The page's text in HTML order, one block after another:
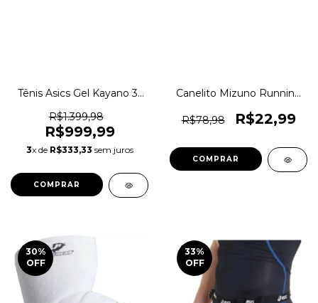
Tênis Asics Gel Kayano 31
1magnus
R$1.399,98
R$999,99
3x de R$333,33 sem juros
COMPRAR
Canelito Mizuno Running
Original 1magnus
R$78,98 R$22,99
COMPRAR
30%
OFF
33%
OFF